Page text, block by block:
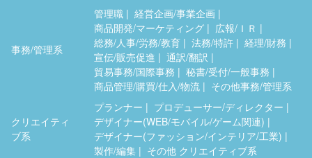
事務/管理系
管理職
経営企画/事業企画
商品開発/マーケティング
広報/ＩＲ
総務/人事/労務/教育
法務/特許
経理/財務
宣伝/販売促進
通訳/翻訳
貿易事務/国際事務
秘書/受付/一般事務
商品管理/購買/仕入/物流
その他事務/管理系
クリエイティ
ブ系
プランナー
プロデューサー/ディレクター
デザイナー(WEB/モバイル/ゲーム関連)
デザイナー(ファッション/インテリア/工業)
製作/編集
その他 クリエイティブ系